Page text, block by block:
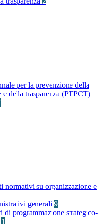
per la prevenzione della
e della trasparenza (PTPCT)
normativi su organizzazione e
generali 9
di programmazione strategico-
1